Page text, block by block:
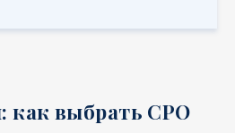
как выбрать СРО